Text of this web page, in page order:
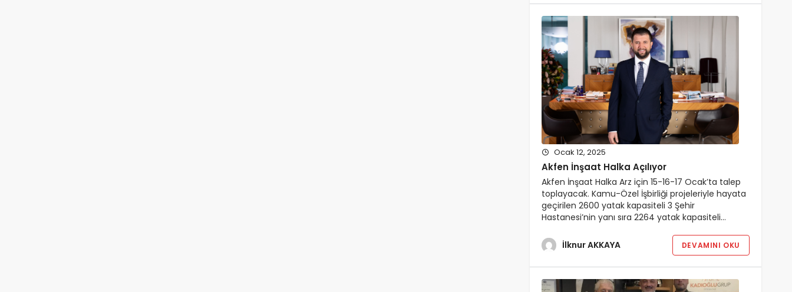
Ocak 12, 2025
Akfen İnşaat Halka Açılıyor
Akfen İnşaat Halka Arz için 15-16-17 Ocak’ta talep
toplayacak. Kamu-Özel İşbirliği projeleriyle hayata
geçirilen 2600 yatak kapasiteli 3 Şehir
Hastanesi’nin yanı sıra 2264 yatak kapasiteli…
İlknur AKKAYA DEVAMINI OKU